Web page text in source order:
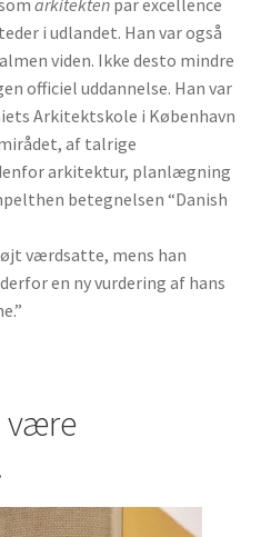
arkitekten par excellence
i udlandet. Han var også
viden. Ikke desto mindre
officiel uddannelse. Han var
Arkitektskole i København
af talrige
arkitektur, planlægning
betegnelsen “Danish
værdsatte, mens han
en ny vurdering af hans
være